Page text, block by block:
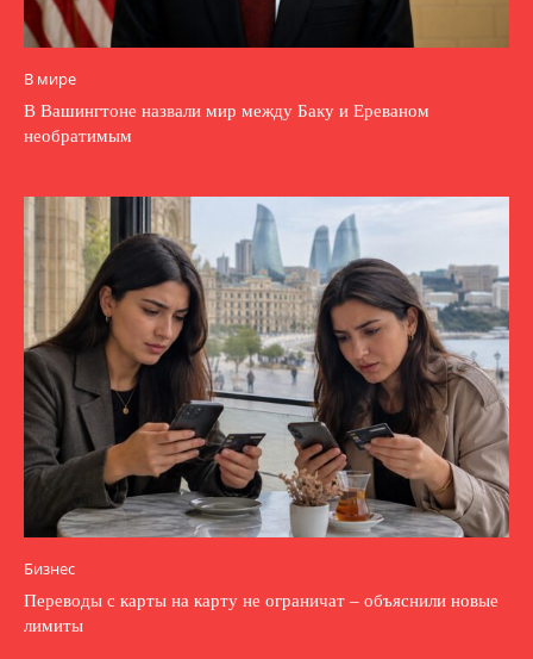
В мире
В Вашингтоне назвали мир между Баку и Ереваном
необратимым
Бизнес
Переводы с карты на карту не ограничат – объяснили новые
лимиты